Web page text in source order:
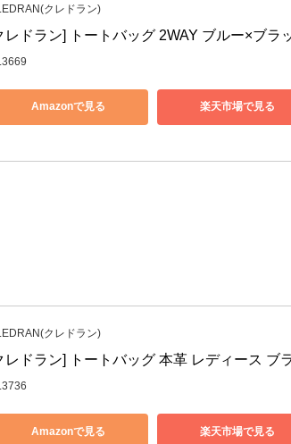
クレドラン)
レドラン] トートバッグ 2WAY ブルー×ブラ
Amazonで見る 楽天市場で見る
クレドラン)
レドラン] トートバッグ 本革 レディース ブ
Amazonで見る 楽天市場で見る